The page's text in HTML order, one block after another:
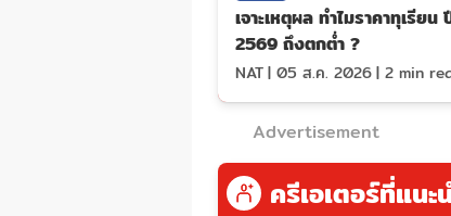
เจาะเหตุผล ทำไมราคาทุเรียน
2569 ถึงตกต่ำ ?
NAT| 05 ส.ค. 2026| 2 min
Advertisement
ครีเอเตอร์ที่แนะ